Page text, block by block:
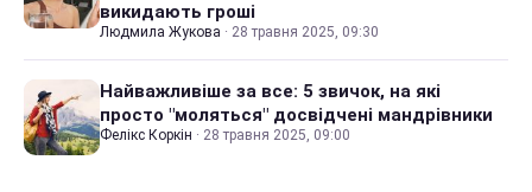
викидають гроші
Людмила Жукова · 28 травня 2025, 09:30
Найважливіше за все: 5 звичок, на які
просто "моляться" досвідчені мандрівники
Фелікс Коркін · 28 травня 2025, 09:00